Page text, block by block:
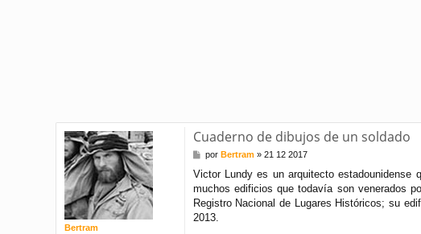
Bertram
Cuaderno de dibujos de un soldado
M
n
s
a
j
porBertram »21 12 2017
Victor Lundy es un arquitecto
muchos edificios que todavía son venerados
Registro Nacional de Lugares Históricos; su
2013.